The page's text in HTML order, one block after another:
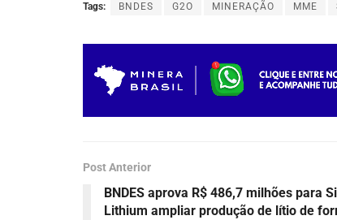
Tags: BNDES G2O MINERAÇÃO MME
Post Anterior
BNDES aprova R$ 486,7 milhões para
Lithium ampliar produção de lítio de